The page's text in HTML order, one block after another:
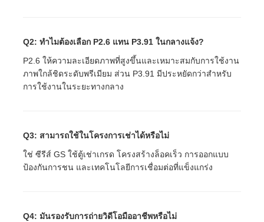
Q2: ทําไมต้องเลือก P2.6 แทน P3.91 ในกลางแจ้ง?
P2.6 ให้ความละเอียดภาพที่สูงขึ้นและเหมาะสมกับการใช้งาน
ภาพใกล้ชิดระดับพรีเมียม ส่วน P3.91 มีประหยัดกว่าสําหรับ
การใช้งานในระยะทางกลาง
Q3: สามารถใช้ในโครงการเช่าได้หรือไม่
ใช่ ซีรีส์ GS ใช้ตู้เช่าเกรด โครงสร้างล็อคเร็ว การออกแบบ
ป้องกันการชน และเทคโนโลยีการเชื่อมต่อที่แข็งแกร่ง
Q4: มันรองรับการถ่ายวิดีโอมืออาชีพหรือไม่